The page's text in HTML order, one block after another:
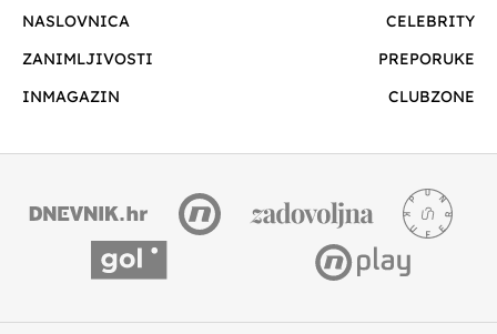
NASLOVNICA
CELEBRITY
ZANIMLJIVOSTI
PREPORUKE
INMAGAZIN
CLUBZONE